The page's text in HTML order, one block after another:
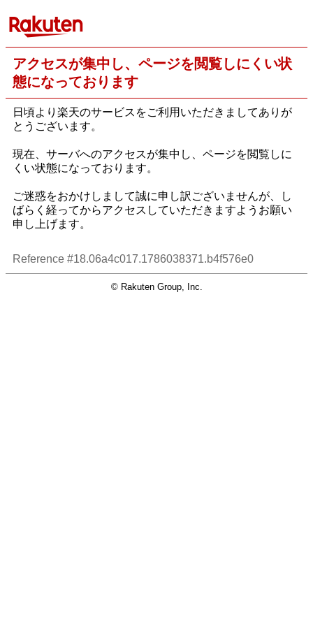
アクセスが集中し、ページを閲覧しにくい状
態になっております
日頃より楽天のサービスをご利用いただきましてありが
とうございます。
現在、サーバへのアクセスが集中し、ページを閲覧しに
くい状態になっております。
ご迷惑をおかけしまして誠に申し訳ございませんが、し
ばらく経ってからアクセスしていただきますようお願い
申し上げます。
Reference #18.06a4c017.1786038371.b4f576e0
© Rakuten Group, Inc.